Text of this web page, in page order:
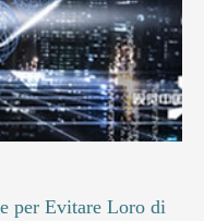
per Evitare Loro di